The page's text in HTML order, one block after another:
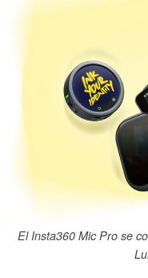
El Insta360 Mic Pro se